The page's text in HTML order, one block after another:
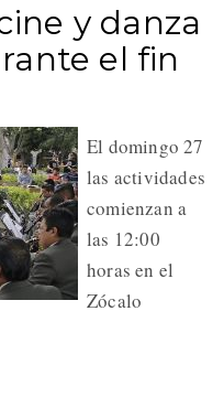
y danza
el fin
El domingo 27
las actividades
comienzan a
las 12:00
horas en el
Zócalo